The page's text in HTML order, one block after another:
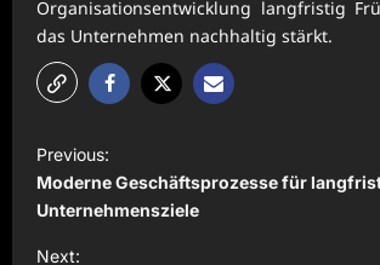
Organisationsentwicklung langfristig
das Unternehmen nachhaltig stärkt.
P
o
s
t
Previous:
Moderne Geschäftsprozesse für
Unternehmensziele
Next: